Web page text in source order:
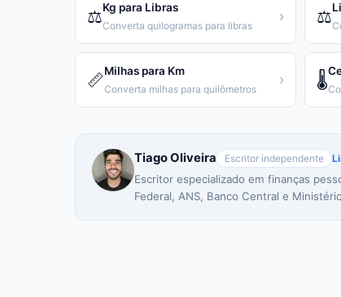
⚖️Kg para Libras
Converta quilogramas para libras
› ⚖️
📏Milhas para Km
Converta milhas para quilômetros
› 🌡️
Tiago Oliveira Escritor independente
Escritor especializado em finanças
Federal, ANS, Banco Central e